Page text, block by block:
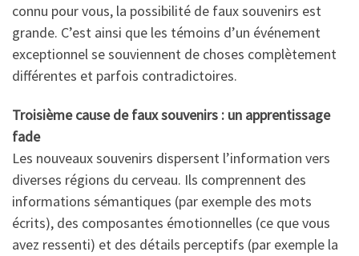
connu pour vous, la possibilité de faux souvenirs est
grande. C’est ainsi que les témoins d’un événement
exceptionnel se souviennent de choses complètement
différentes et parfois contradictoires.
Troisième cause de faux souvenirs : un apprentissage
fade
Les nouveaux souvenirs dispersent l’information vers
diverses régions du cerveau. Ils comprennent des
informations sémantiques (par exemple des mots
écrits), des composantes émotionnelles (ce que vous
avez ressenti) et des détails perceptifs (par exemple la